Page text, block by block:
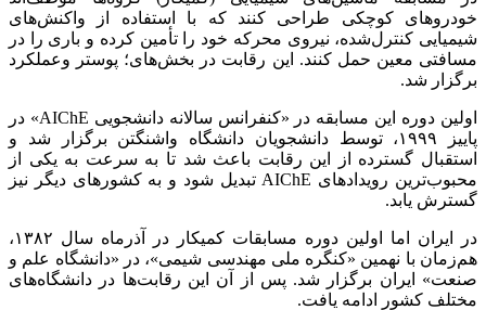
خودروهای کوچکی طراحی کنند که با استفاده از واکنش‌های
شیمیایی کنترل‌شده، نیروی محرکه خود را تأمین کرده و باری را در
مسافتی معین حمل کنند. این رقابت در بخش‌های؛ پوستر وعملکرد
برگزار شد.
اولین دوره این مسابقه در «کنفرانس سالانه دانشجویی AIChE» در
پاییز ۱۹۹۹، توسط دانشجویان دانشگاه واشنگتن برگزار شد و
استقبال گسترده از این رقابت باعث شد تا به‌ سرعت به یکی از
محبوب‌ترین رویدادهای AIChE تبدیل شود و به کشورهای دیگر نیز
گسترش یابد.
در ایران اما اولین دوره مسابقات کمیکار در آذرماه سال ۱۳۸۲،
هم‌زمان با نهمین «کنگره ملی مهندسی شیمی»، در «دانشگاه علم و
صنعت» ایران برگزار شد. پس از آن این رقابت‌ها در دانشگاه‌های
مختلف کشور ادامه یافت.